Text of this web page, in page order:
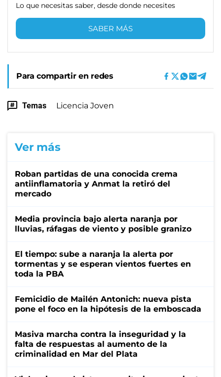
Lo que necesitas saber, desde donde necesites
SABER MÁS
Para compartir en redes
Temas Licencia Joven
Ver más
Roban partidas de una conocida crema
antiinflamatoria y Anmat la retiró del
mercado
Media provincia bajo alerta naranja por
lluvias, ráfagas de viento y posible granizo
El tiempo: sube a naranja la alerta por
tormentas y se esperan vientos fuertes en
toda la PBA
Femicidio de Mailén Antonich: nueva pista
pone el foco en la hipótesis de la emboscada
Masiva marcha contra la inseguridad y la
falta de respuestas al aumento de la
criminalidad en Mar del Plata